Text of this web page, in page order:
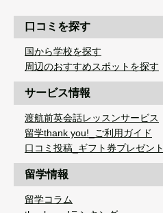
口コミを探す
国から学校を探す
周辺のおすすめスポットを探す
サービス情報
渡航前英会話レッスンサービス
留学thank you!_ご利用ガイド
口コミ投稿_ギフト券プレゼント
留学情報
留学コラム